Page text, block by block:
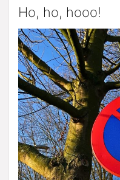
Ho, ho, hooo!